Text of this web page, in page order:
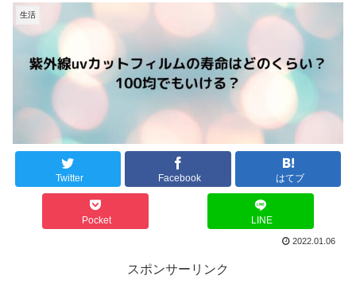
生活
Twitter Facebook はてブ
Pocket LINE
2022.01.06
スポンサーリンク